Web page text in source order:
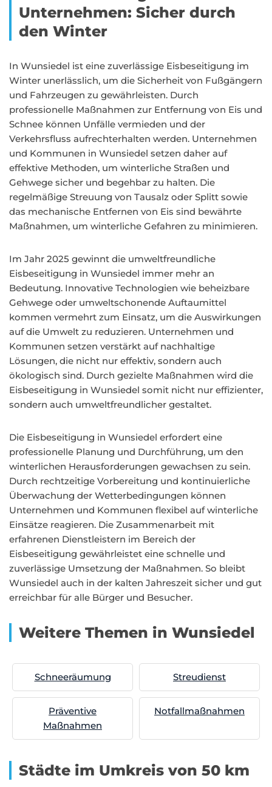
Unternehmen: Sicher durch
den Winter
In Wunsiedel ist eine zuverlässige Eisbeseitigung im
Winter unerlässlich, um die Sicherheit von Fußgängern
und Fahrzeugen zu gewährleisten. Durch
professionelle Maßnahmen zur Entfernung von Eis und
Schnee können Unfälle vermieden und der
Verkehrsfluss aufrechterhalten werden. Unternehmen
und Kommunen in Wunsiedel setzen daher auf
effektive Methoden, um winterliche Straßen und
Gehwege sicher und begehbar zu halten. Die
regelmäßige Streuung von Tausalz oder Splitt sowie
das mechanische Entfernen von Eis sind bewährte
Maßnahmen, um winterliche Gefahren zu minimieren.
Im Jahr 2025 gewinnt die umweltfreundliche
Eisbeseitigung in Wunsiedel immer mehr an
Bedeutung. Innovative Technologien wie beheizbare
Gehwege oder umweltschonende Auftaumittel
kommen vermehrt zum Einsatz, um die Auswirkungen
auf die Umwelt zu reduzieren. Unternehmen und
Kommunen setzen verstärkt auf nachhaltige
Lösungen, die nicht nur effektiv, sondern auch
ökologisch sind. Durch gezielte Maßnahmen wird die
Eisbeseitigung in Wunsiedel somit nicht nur effizienter,
sondern auch umweltfreundlicher gestaltet.
Die Eisbeseitigung in Wunsiedel erfordert eine
professionelle Planung und Durchführung, um den
winterlichen Herausforderungen gewachsen zu sein.
Durch rechtzeitige Vorbereitung und kontinuierliche
Überwachung der Wetterbedingungen können
Unternehmen und Kommunen flexibel auf winterliche
Einsätze reagieren. Die Zusammenarbeit mit
erfahrenen Dienstleistern im Bereich der
Eisbeseitigung gewährleistet eine schnelle und
zuverlässige Umsetzung der Maßnahmen. So bleibt
Wunsiedel auch in der kalten Jahreszeit sicher und gut
erreichbar für alle Bürger und Besucher.
Weitere Themen in Wunsiedel
Schneeräumung Streudienst
Präventive
Maßnahmen
Notfallmaßnahmen
Städte im Umkreis von 50 km